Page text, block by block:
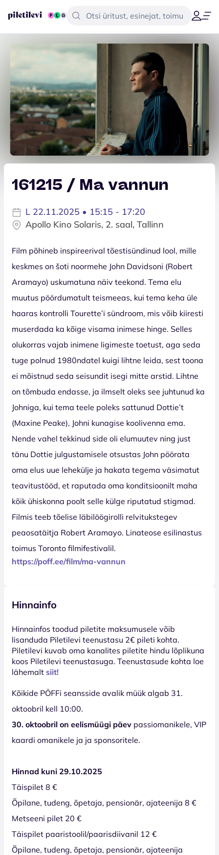
161215 / Ma vannun
L 22.11.2025 • 15:15 - 17:20
Apollo Kino Solaris, 2. saal, Tallinn
Film põhineb inspireerival tõestisündinud lool, mille
keskmes on šoti noormehe John Davidsoni (Robert
Aramayo) uskumatuna näiv teekond. Tema elu
muutus pöördumatult teismeeas, kui tema keha üle
haaras kontrolli Tourette’i sündroom, mis võib kiiresti
muserdada ka kõige visama inimese hinge. Selles
olukorras vajab inimene ligimeste toetust, aga seda
tuge polnud 1980ndatel kuigi lihtne leida, sest toona
ei mõistnud seda seisundit isegi mitte arstid. Lihtne
on tõmbuda endasse, ja ilmselt oleks see juhtunud ka
Johniga, kui tema teele poleks sattunud Dottie’t
(Maxine Peake), Johni kunagise koolivenna ema.
Nende vahel tekkinud side oli elumuutev ning just
tänu Dottie julgustamisele otsustas John pöörata
oma elus uue lehekülje ja hakata tegema väsimatut
teavitustööd, et raputada oma konditsioonilt maha
kõik ühiskonna poolt selle külge riputatud stigmad.
Filmis teeb tõelise läbilöögirolli relvitukstegev
peaosatäitja Robert Aramayo. Linateose esilinastus
toimus Toronto filmifestivalil.
https://poff.ee/film/ma-vannun
Hinnainfo
Hinnainfos toodud piletite maksumusele võib
lisanduda Piletilevi teenustasu 2€ pileti kohta.
Piletilevi kuvab oma kanalites piletite hindu lõplikuna
koos Piletilevi teenustasuga. Teenustasude kohta loe
lähemalt siit!
Kõikide PÖFFi seansside avalik müük algab 31.
oktoobril kell 10:00.
30. oktoobril on eelismüügi päev passiomanikele, VIP
kaardi omanikele ja ja sponsoritele.
Hinnad kuni 29.10.2025
Täispilet 8 €
Õpilane, tudeng, õpetaja, pensionär, ajateenija 8 €
Metseeni pilet 20 €
Täispilet paaristoolil/paarisdiivanil 12 €
Õpilane, tudeng, õpetaja, pensionär, ajateenija